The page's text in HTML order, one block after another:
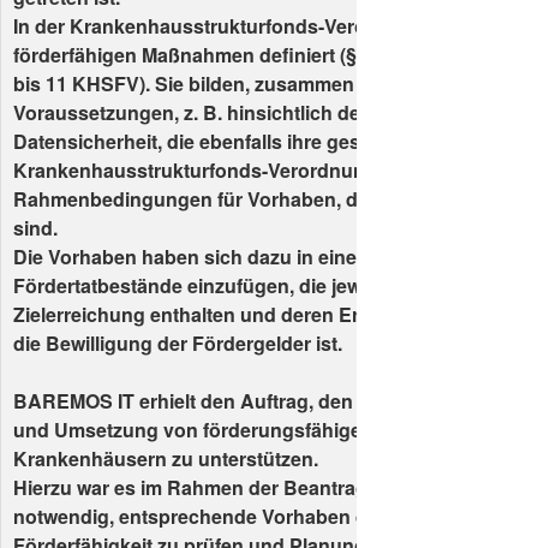
In der Krankenhausstrukturfonds-Verordnung werden die
förderfähigen Maßnahmen definiert (§ 19 Absatz 1 Satz 1
bis 11 KHSFV). Sie bilden, zusammen mit den weiteren
Voraussetzungen, z. B. hinsichtlich der Interoperabilität
Datensicherheit, die ebenfalls ihre gesetzliche Grundlage
Krankenhausstrukturfonds-Verordnung finden, die
Rahmenbedingungen für Vorhaben, die grundsätzlich
sind.
Die Vorhaben haben sich dazu in eine Struktur definierter
Fördertatbestände einzufügen, die jeweils bestimmte
Zielerreichung enthalten und deren Erfüllung die
die Bewilligung der Fördergelder ist.
BAREMOS IT erhielt den Auftrag, den Auftraggeber bei
und Umsetzung von förderungsfähigen Vorhaben in zwei
Krankenhäusern zu unterstützen.
Hierzu war es im Rahmen der Beantragung der
notwendig, entsprechende Vorhaben der Krankenhäuser